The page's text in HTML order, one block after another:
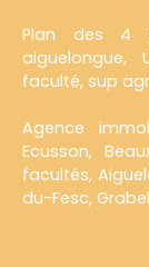
Plan des 4
aiguelongue,
faculté, sup
Agence
Ecusson,
facultés,
du-Fesc,